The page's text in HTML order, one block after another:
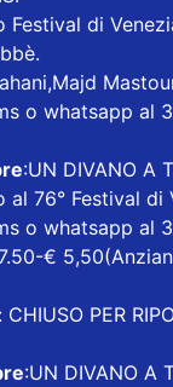
Festival di
o whatsapp al
:UN DIVANO A
76° Festival di
o whatsapp al
€
PER
:UN DIVANO A